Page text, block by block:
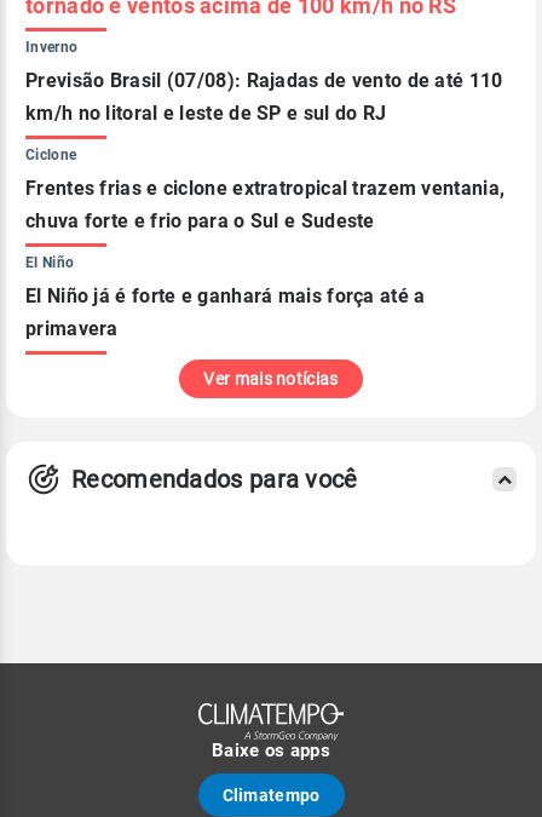
tornado e ventos acima de 100 km/h no RS
Inverno
Previsão Brasil (07/08): Rajadas de vento de até 110
km/h no litoral e leste de SP e sul do RJ
Ciclone
Frentes frias e ciclone extratropical trazem ventania,
chuva forte e frio para o Sul e Sudeste
El Niño
El Niño já é forte e ganhará mais força até a
primavera
Ver mais notícias
Recomendados para você
Baixe os apps
Climatempo